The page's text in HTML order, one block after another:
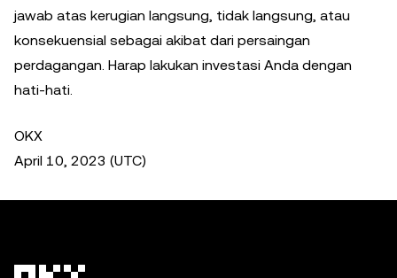
jawab atas kerugian langsung, tidak langsung, atau
konsekuensial sebagai akibat dari persaingan
perdagangan. Harap lakukan investasi Anda dengan
hati-hati.
OKX
April 10, 2023 (UTC)